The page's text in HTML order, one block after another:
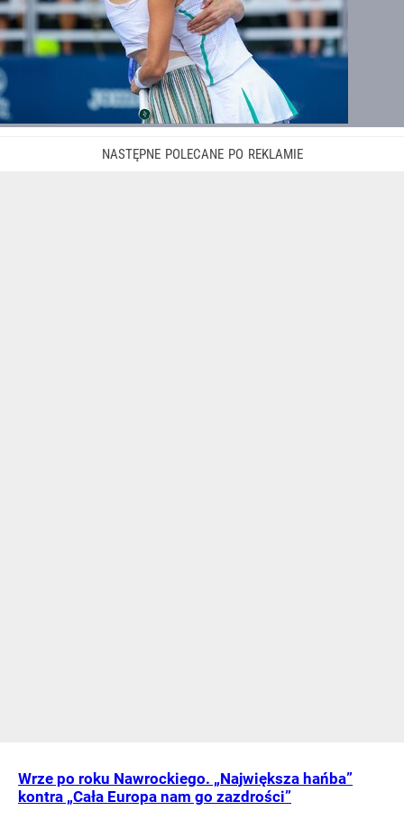
Wrze po roku Nawrockiego. „Największa hańba”
kontra „Cała Europa nam go zazdrości”